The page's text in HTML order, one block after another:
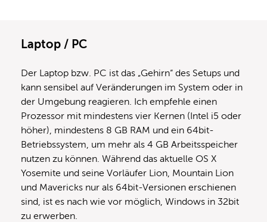
Laptop / PC
Der Laptop bzw. PC ist das „Gehirn“ des Setups und
kann sensibel auf Veränderungen im System oder in
der Umgebung reagieren. Ich empfehle einen
Prozessor mit mindestens vier Kernen (Intel i5 oder
höher), mindestens 8 GB RAM und ein 64bit-
Betriebssystem, um mehr als 4 GB Arbeitsspeicher
nutzen zu können. Während das aktuelle OS X
Yosemite und seine Vorläufer Lion, Mountain Lion
und Mavericks nur als 64bit-Versionen erschienen
sind, ist es nach wie vor möglich, Windows in 32bit
zu erwerben.